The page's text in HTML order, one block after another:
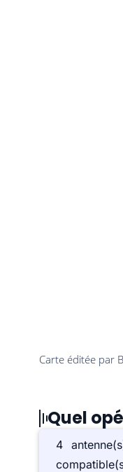
Quel
4